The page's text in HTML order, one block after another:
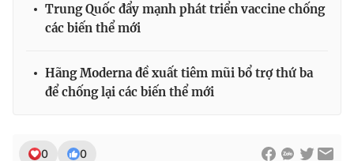
Nguyễn Trọng Ninh
Tổng đài VTV:024.38 355 931 - 024.38 355 932
Email:toasoan@vtv.vn
Liên hệ quảng cáo:
Trung Quốc đẩy mạnh phát triển vaccine chống
các biến thể mới
Hãng Moderna đề xuất tiêm mũi bổ trợ thứ ba
để chống lại các biến thể mới
0 0